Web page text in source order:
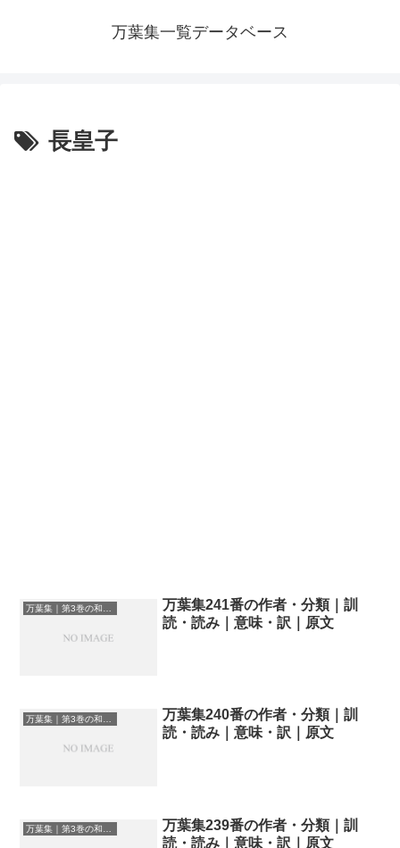
万葉集一覧データベース
長皇子
万葉集241番の作者・分類｜訓
読・読み｜意味・訳｜原文
万葉集240番の作者・分類｜訓
読・読み｜意味・訳｜原文
万葉集｜第3巻の和歌一覧
万葉集239番の作者・分類｜訓
読・読み｜意味・訳｜原文